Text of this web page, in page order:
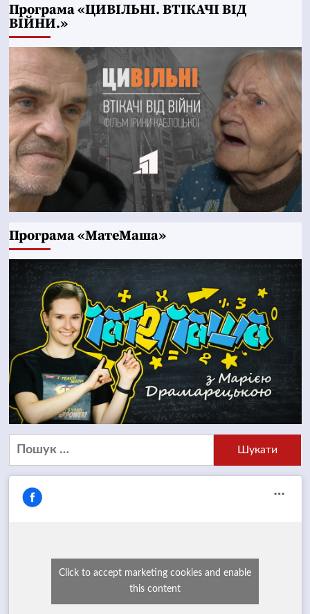
Програма «ЦИВІЛЬНІ. ВТІКАЧІ ВІД
ВІЙНИ.»
Програма «МатеМаша»
Пошук:
Click to accept marketing cookies and enable
this content